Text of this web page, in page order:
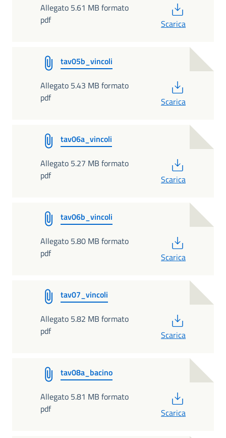
Allegato 5.61 MB formato
pdf
Scarica
tav05b_vincoli
Allegato 5.43 MB formato
pdf
Scarica
tav06a_vincoli
Allegato 5.27 MB formato
pdf
Scarica
tav06b_vincoli
Allegato 5.80 MB formato
pdf
Scarica
tav07_vincoli
Allegato 5.82 MB formato
pdf
Scarica
tav08a_bacino
Allegato 5.81 MB formato
pdf
Scarica